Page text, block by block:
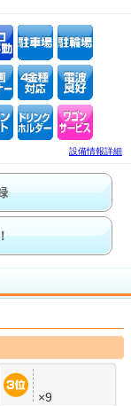
設備情報詳細
×9